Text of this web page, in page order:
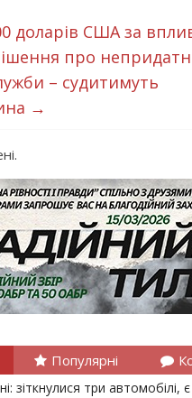
доларів США за
про
– судитимуть
→
Популярні
зіткнулися три автомобілі,